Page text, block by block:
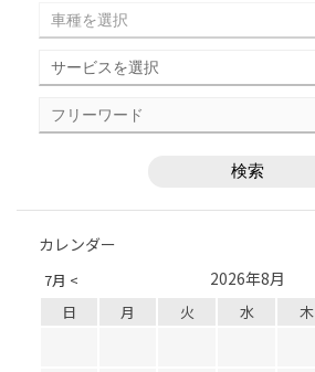
カレンダー
7月 < 2026年8月
日 月 火 水 木